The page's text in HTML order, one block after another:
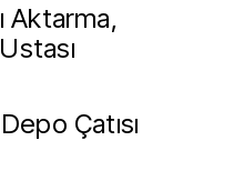
Aktarma,
Çatısı